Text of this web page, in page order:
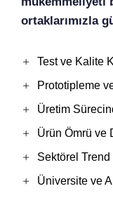
ortaklarımızla
Test ve Kalite
Prototipleme
Üretim
Ürün Ömrü ve
Sektörel
Üniversite ve